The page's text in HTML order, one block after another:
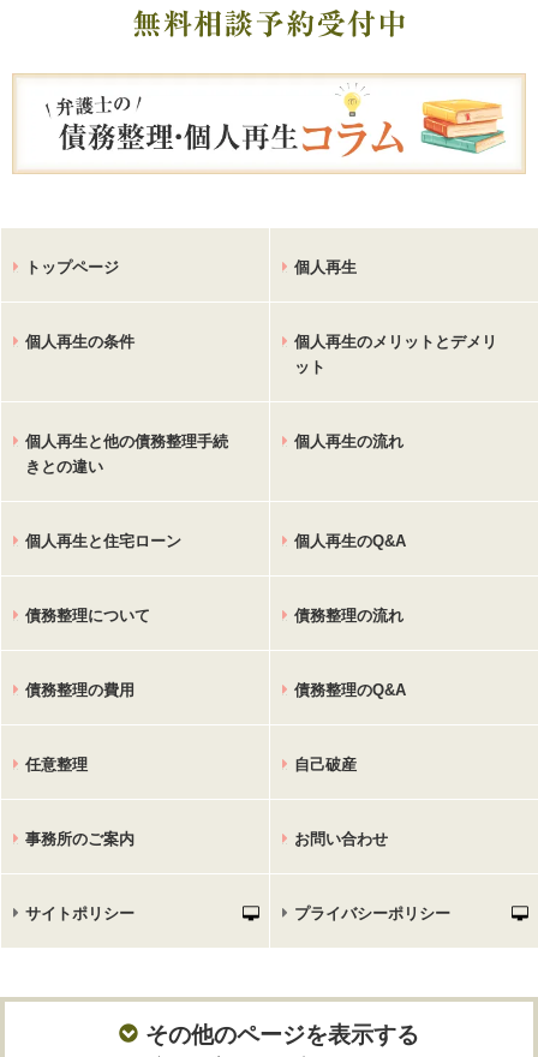
トップページ 個人再生
個人再生の条件
個人再生のメリットとデメリ
ット
個人再生と他の債務整理手続
きとの違い
個人再生の流れ
個人再生と住宅ローン 個人再生のQ&A
債務整理について 債務整理の流れ
債務整理の費用 債務整理のQ&A
任意整理 自己破産
事務所のご案内 お問い合わせ
サイトポリシー プライバシーポリシー
その他のページを表示する